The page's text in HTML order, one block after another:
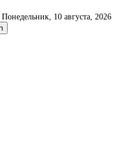
Понедельник, 10 августа, 2026